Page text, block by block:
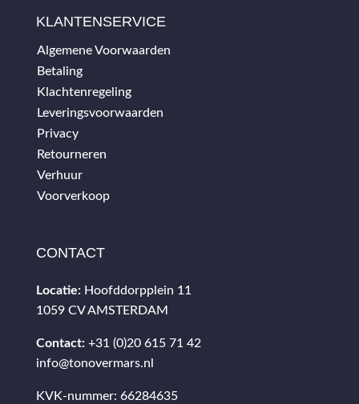
KLANTENSERVICE
Algemene Voorwaarden
Betaling
Klachtenregeling
Leveringsvoorwaarden
Privacy
Retourneren
Verhuur
Voorverkoop
CONTACT
Locatie: Hoofddorpplein 11
1059 CV AMSTERDAM
Contact: +31 (0)20 615 71 42
info@tonovermars.nl
KVK-nummer: 66284635